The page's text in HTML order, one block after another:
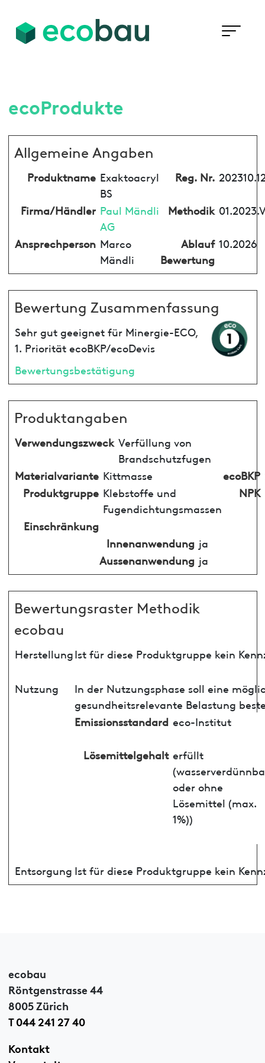
ecoProdukte
Allgemeine Angaben
Produktname Exaktoacryl
BS
Reg. Nr.
Firma/Händler Paul Mändli
AG
Methodik
Ansprechperson Marco
Mändli
Ablauf
Bewertung
10.2026
Bewertung Zusammenfassung
Sehr gut geeignet für Minergie-ECO,
1. Priorität ecoBKP/ecoDevis
Bewertungsbestätigung
Produktangaben
Verwendungszweck Verfüllung von
Brandschutzfugen
Materialvariante Kittmasse ecoBKP
Produktgruppe Klebstoffe und
Fugendichtungsmassen
NPK
Einschränkung
Innenanwendung ja
Aussenanwendung ja
Bewertungsraster Methodik
ecobau
HerstellungIst für diese Produktgruppe kein
Nutzung
In der Nutzungsphase soll eine
gesundheitsrelevante Belastung
Emissionsstandard eco-Institut
Lösemittelgehalt erfüllt
oder ohne
Lösemittel (max.
1%))
Entsorgung Ist für diese Produktgruppe kein
ecobau
Röntgenstrasse 44
8005 Zürich
T 044 241 27 40
Kontakt